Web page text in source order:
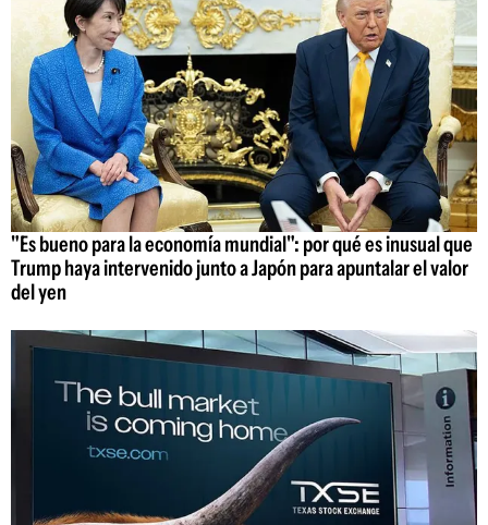
"Es bueno para la economía mundial": por qué es inusual que
Trump haya intervenido junto a Japón para apuntalar el valor
del yen